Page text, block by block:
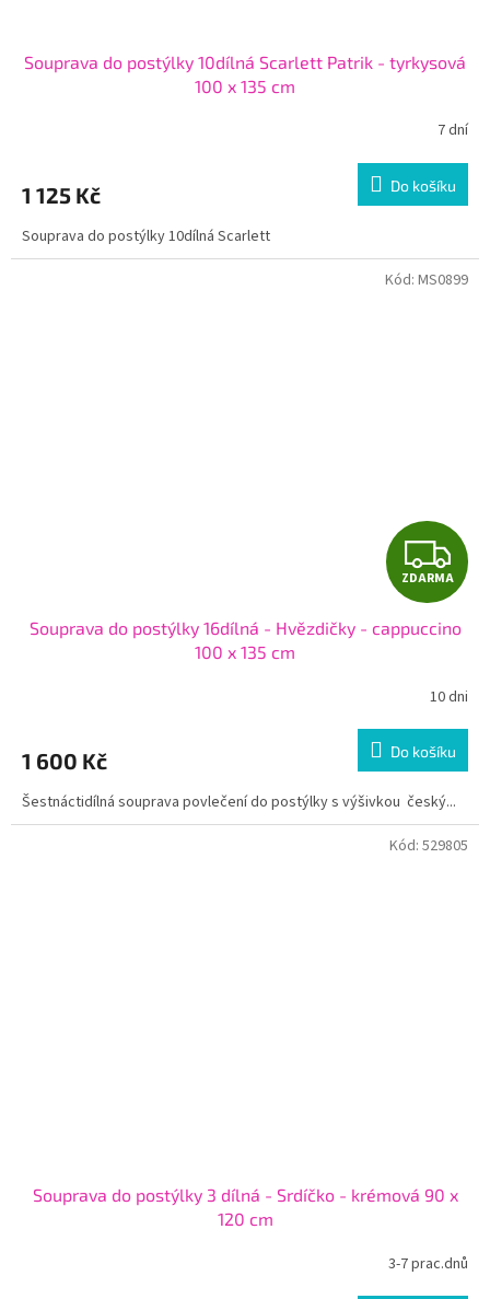
Souprava do postýlky 10dílná Scarlett Patrik - tyrkysová
100 x 135 cm
7 dní
1 125 Kč Do košíku
Souprava do postýlky 10dílná Scarlett
Z
D
A
R
M
A
ZDARMA
Souprava do postýlky 16dílná - Hvězdičky - cappuccino
100 x 135 cm
10 dni
1 600 Kč Do košíku
Šestnáctidílná souprava povlečení do postýlky s výšivkou český...
Kód: MS0899
Souprava do postýlky 3 dílná - Srdíčko - krémová 90 x
120 cm
3-7 prac.dnů
Kód: 529805